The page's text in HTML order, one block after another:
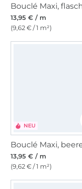
13,95 € / m
(9,62 € / 1 m²)
NEU
Bouclé Maxi,
13,95 € / m
(9,62 € / 1 m²)